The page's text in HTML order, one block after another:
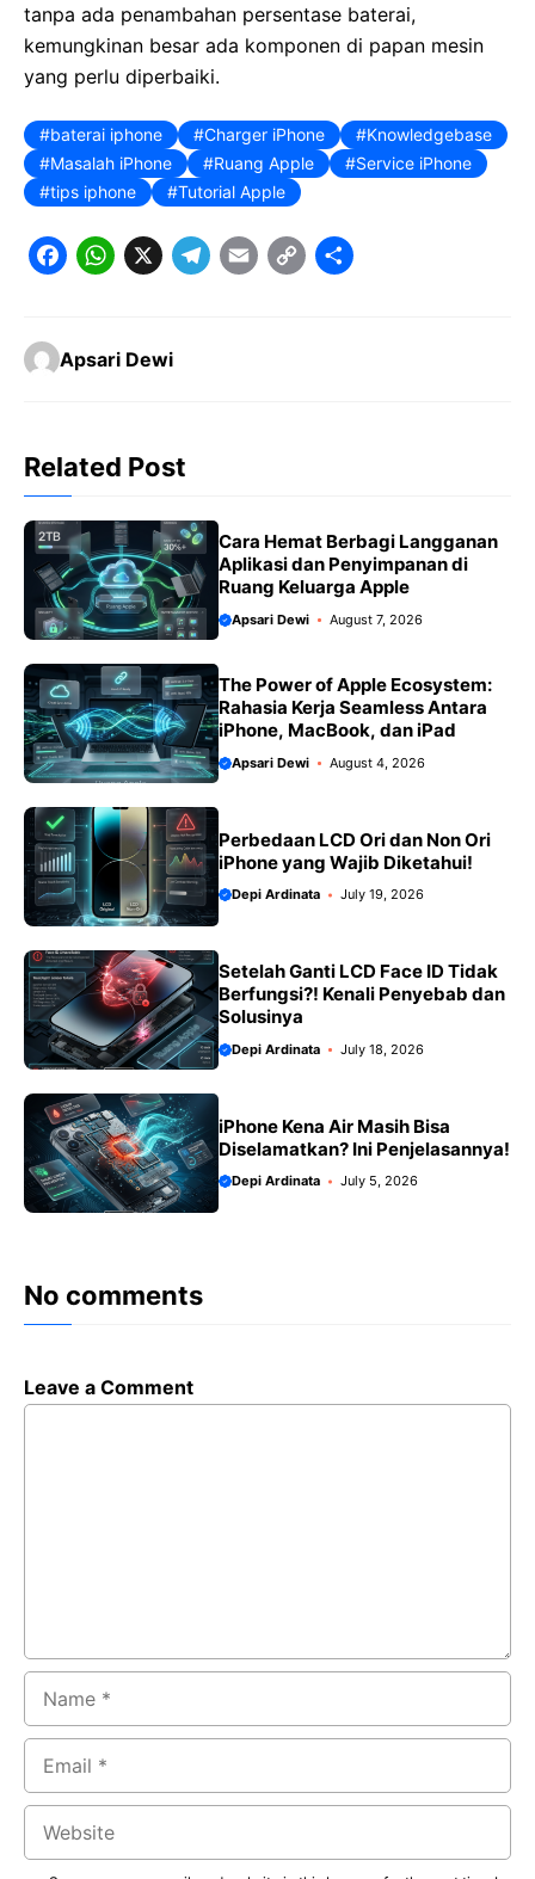
tanpa ada penambahan persentase baterai,
kemungkinan besar ada komponen di papan mesin
yang perlu diperbaiki.
baterai iphone Charger iPhone
Knowledgebase
Masalah iPhone
Ruang Apple
Service iPhone
tips iphone
Tutorial Apple
F
c
e
o
o
k
W
t
A
p
p
X T
r
a
m
E C
k
S
Apsari Dewi
Related Post
Cara Hemat Berbagi Langganan
Aplikasi dan Penyimpanan di
Ruang Keluarga Apple
Apsari Dewi August 7, 2026
The Power of Apple Ecosystem:
Rahasia Kerja Seamless Antara
iPhone, MacBook, dan iPad
Apsari Dewi August 4, 2026
Perbedaan LCD Ori dan Non Ori
iPhone yang Wajib Diketahui!
Depi Ardinata July 19, 2026
Setelah Ganti LCD Face ID Tidak
Berfungsi?! Kenali Penyebab dan
Solusinya
Depi Ardinata July 18, 2026
iPhone Kena Air Masih Bisa
Diselamatkan? Ini Penjelasannya!
Depi Ardinata July 5, 2026
No comments
Leave a Comment
Comment
Name
Email
Website